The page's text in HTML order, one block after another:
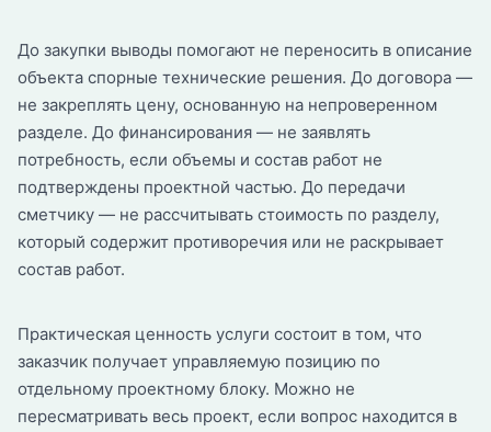
До закупки выводы помогают не переносить в описание
объекта спорные технические решения. До договора —
не закреплять цену, основанную на непроверенном
разделе. До финансирования — не заявлять
потребность, если объемы и состав работ не
подтверждены проектной частью. До передачи
сметчику — не рассчитывать стоимость по разделу,
который содержит противоречия или не раскрывает
состав работ.
Практическая ценность услуги состоит в том, что
заказчик получает управляемую позицию по
отдельному проектному блоку. Можно не
пересматривать весь проект, если вопрос находится в